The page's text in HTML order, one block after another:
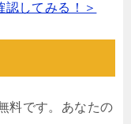
認してみる！＞
料です。あなたの